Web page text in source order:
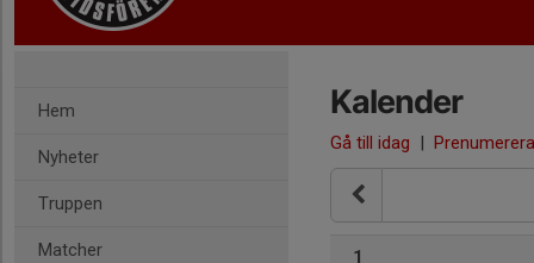
Hem
Nyheter
Truppen
Matcher
Kalender
Gå till idag | Prenumerera
1